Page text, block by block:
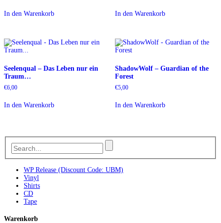
In den Warenkorb In den Warenkorb
Seelenqual – Das Leben nur ein
Traum…
€6,00
In den Warenkorb
ShadowWolf – Guardian of the
Forest
€5,00
In den Warenkorb
WP Release (Discount Code: UBM)
Vinyl
Shirts
CD
Tape
Warenkorb